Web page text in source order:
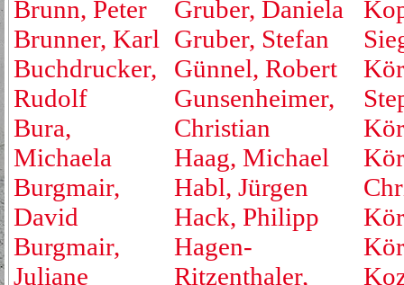
Brunn, Peter
Brunner, Karl
Buchdrucker,
Rudolf
Bura,
Michaela
Burgmair,
David
Burgmair,
Juliane
Gruber, Daniela
Gruber, Stefan
Günnel, Robert
Gunsenheimer,
Christian
Haag, Michael
Habl, Jürgen
Hack, Philipp
Hagen-
Ritzenthaler,